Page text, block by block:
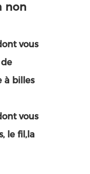
non
vous
à billes
vous
le fil,la